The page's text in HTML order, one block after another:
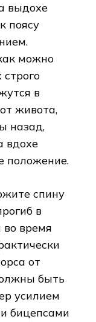
выдохе
поясу
можно
в
живота,
назад,
вдохе
положение.
спину
в
во время
от
быть
усилием
бицепсами